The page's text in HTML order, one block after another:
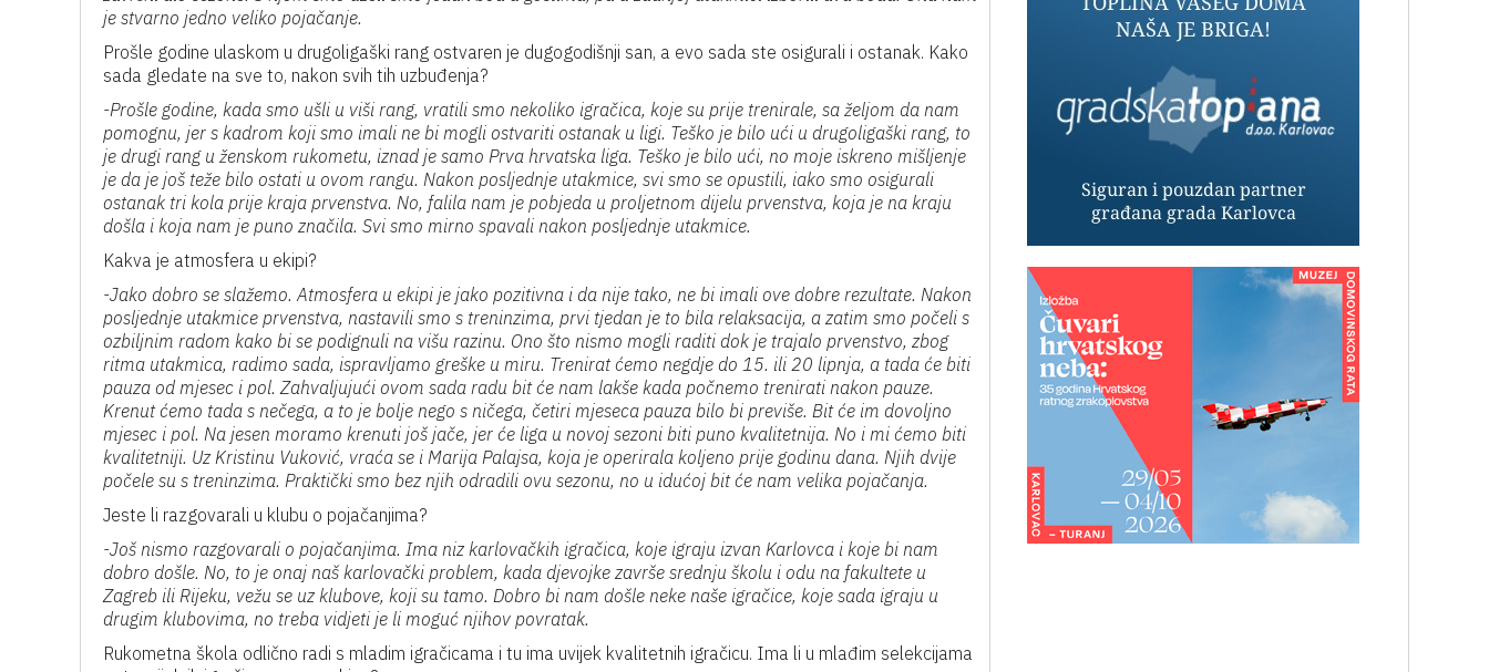
je stvarno jedno veliko pojačanje.
Prošle godine ulaskom u drugoligaški rang ostvaren je dugogodišnji san, a evo sada ste osigurali i ostanak. Kako
sada gledate na sve to, nakon svih tih uzbuđenja?
-Prošle godine, kada smo ušli u viši rang, vratili smo nekoliko igračica, koje su prije trenirale, sa željom da nam
pomognu, jer s kadrom koji smo imali ne bi mogli ostvariti ostanak u ligi. Teško je bilo ući u drugoligaški rang, to
je drugi rang u ženskom rukometu, iznad je samo Prva hrvatska liga. Teško je bilo ući, no moje iskreno mišljenje
je da je još teže bilo ostati u ovom rangu. Nakon posljednje utakmice, svi smo se opustili, iako smo osigurali
ostanak tri kola prije kraja prvenstva. No, falila nam je pobjeda u proljetnom dijelu prvenstva, koja je na kraju
došla i koja nam je puno značila. Svi smo mirno spavali nakon posljednje utakmice.
Kakva je atmosfera u ekipi?
-Jako dobro se slažemo. Atmosfera u ekipi je jako pozitivna i da nije tako, ne bi imali ove dobre rezultate. Nakon
posljednje utakmice prvenstva, nastavili smo s treninzima, prvi tjedan je to bila relaksacija, a zatim smo počeli s
ozbiljnim radom kako bi se podignuli na višu razinu. Ono što nismo mogli raditi dok je trajalo prvenstvo, zbog
ritma utakmica, radimo sada, ispravljamo greške u miru. Trenirat ćemo negdje do 15. ili 20 lipnja, a tada će biti
pauza od mjesec i pol. Zahvaljujući ovom sada radu bit će nam lakše kada počnemo trenirati nakon pauze.
Krenut ćemo tada s nečega, a to je bolje nego s ničega, četiri mjeseca pauza bilo bi previše. Bit će im dovoljno
mjesec i pol. Na jesen moramo krenuti još jače, jer će liga u novoj sezoni biti puno kvalitetnija. No i mi ćemo biti
kvalitetniji. Uz Kristinu Vuković, vraća se i Marija Palajsa, koja je operirala koljeno prije godinu dana. Njih dvije
počele su s treninzima. Praktički smo bez njih odradili ovu sezonu, no u idućoj bit će nam velika pojačanja.
Jeste li razgovarali u klubu o pojačanjima?
-Još nismo razgovarali o pojačanjima. Ima niz karlovačkih igračica, koje igraju izvan Karlovca i koje bi nam
dobro došle. No, to je onaj naš karlovački problem, kada djevojke završe srednju školu i odu na fakultete u
Zagreb ili Rijeku, vežu se uz klubove, koji su tamo. Dobro bi nam došle neke naše igračice, koje sada igraju u
drugim klubovima, no treba vidjeti je li moguć njihov povratak.
Rukometna škola odlično radi s mladim igračicama i tu ima uvijek kvalitetnih igračicu. Ima li u mlađim selekcijama